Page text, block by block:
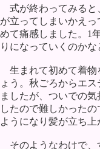
式が終わってみると
が立ってしまいかえ
めて痛感しました。1
りになっていくのか
生まれて初めて着物
ょう。秋ごろからエ
ましたが、ついでの
したので難しかった
ようになり髪が立ち
そのようなわけで、